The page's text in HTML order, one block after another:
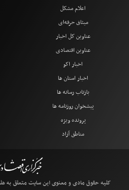
اعلام مشکل
میثاق حرفه‌ای
عناوین کل اخبار
عناوین اقتصادی
اخبار اکو
اخبار استان ها
بازتاب رسانه ها
پیشخوان روزنامه ها
پرونده ویژه
مناطق آزاد
کلیه حقوق مادی و معنوی این سایت متعلق به